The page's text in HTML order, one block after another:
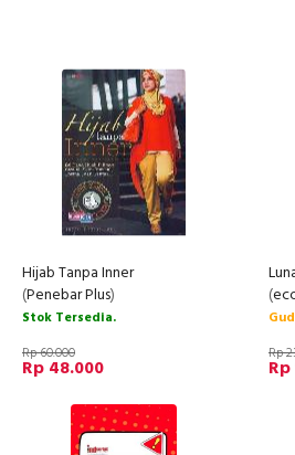
Hijab Tanpa Inner
(Penebar Plus)
Stok Tersedia.
Rp 60.000
Rp 48.000
(
Rp